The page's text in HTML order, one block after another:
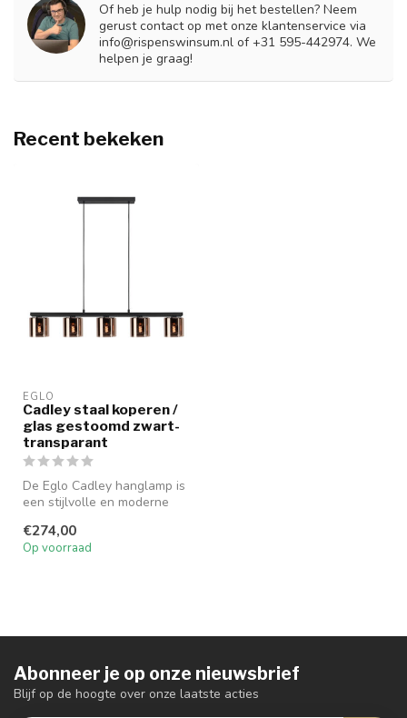
Of heb je hulp nodig bij het bestellen? Neem
gerust contact op met onze klantenservice via
info@rispenswinsum.nl of +31 595-442974. We
helpen je graag!
Recent bekeken
EGLO
Cadley staal koperen /
glas gestoomd zwart-
transparant
De Eglo Cadley hanglamp is
een stijlvolle en moderne
...
€274,00
Op voorraad
Abonneer je op onze nieuwsbrief
Blijf op de hoogte over onze laatste acties